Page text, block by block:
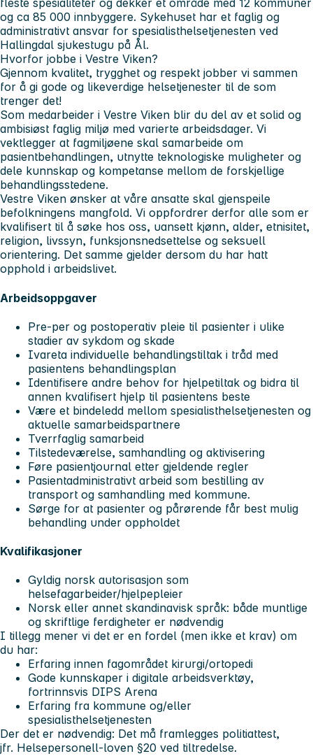
fleste spesialiteter og dekker et område med 12 kommuner
og ca 85 000 innbyggere. Sykehuset har et faglig og
administrativt ansvar for spesialisthelsetjenesten ved
Hallingdal sjukestugu på Ål.
Hvorfor jobbe i Vestre Viken?
Gjennom kvalitet, trygghet og respekt jobber vi sammen
for å gi gode og likeverdige helsetjenester til de som
trenger det!
Som medarbeider i Vestre Viken blir du del av et solid og
ambisiøst faglig miljø med varierte arbeidsdager. Vi
vektlegger at fagmiljøene skal samarbeide om
pasientbehandlingen, utnytte teknologiske muligheter og
dele kunnskap og kompetanse mellom de forskjellige
behandlingsstedene.
Vestre Viken ønsker at våre ansatte skal gjenspeile
befolkningens mangfold. Vi oppfordrer derfor alle som er
kvalifisert til å søke hos oss, uansett kjønn, alder, etnisitet,
religion, livssyn, funksjonsnedsettelse og seksuell
orientering. Det samme gjelder dersom du har hatt
opphold i arbeidslivet.
Arbeidsoppgaver
Pre-per og postoperativ pleie til pasienter i ulike
stadier av sykdom og skade
Ivareta individuelle behandlingstiltak i tråd med
pasientens behandlingsplan
Identifisere andre behov for hjelpetiltak og bidra til
annen kvalifisert hjelp til pasientens beste
Være et bindeledd mellom spesialisthelsetjenesten og
aktuelle samarbeidspartnere
Tverrfaglig samarbeid
Tilstedeværelse, samhandling og aktivisering
Føre pasientjournal etter gjeldende regler
Pasientadministrativt arbeid som bestilling av
transport og samhandling med kommune.
Sørge for at pasienter og pårørende får best mulig
behandling under oppholdet
Kvalifikasjoner
Gyldig norsk autorisasjon som
helsefagarbeider/hjelpepleier
Norsk eller annet skandinavisk språk: både muntlige
og skriftlige ferdigheter er nødvendig
I tillegg mener vi det er en fordel (men ikke et krav) om
du har:
Erfaring innen fagområdet kirurgi/ortopedi
Gode kunnskaper i digitale arbeidsverktøy,
fortrinnsvis DIPS Arena
Erfaring fra kommune og/eller
spesialisthelsetjenesten
Der det er nødvendig: Det må framlegges politiattest,
jfr. Helsepersonell-loven §20 ved tiltredelse.